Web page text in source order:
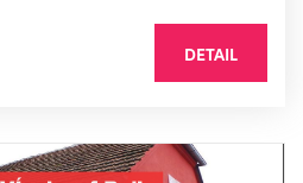
DETAIL